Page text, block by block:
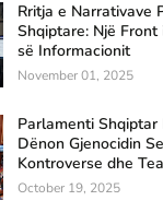
Rritja e Narrativave
Shqiptare: Një
së Informacionit
November 01, 2025
Parlamenti Shqiptar
Dënon Gjenocidin
Kontroverse dhe
October 19, 2025